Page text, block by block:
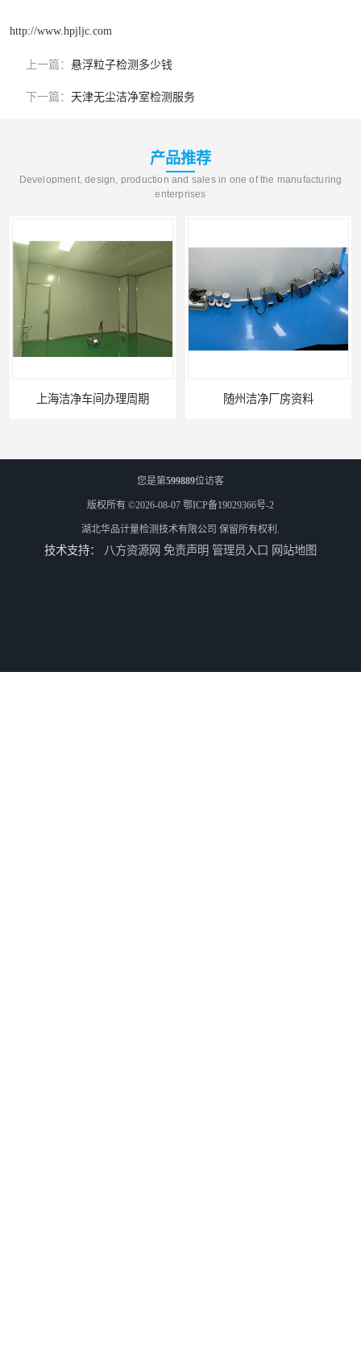
http://www.hpjljc.com
上一篇： 悬浮粒子检测多少钱
下一篇： 天津无尘洁净室检测服务
产品推荐
Development, design, production and sales in one of the manufacturing
enterprises
随州洁净厂房资料 武汉压力表检定办理流程
您是第599889位访客
版权所有 ©2026-08-07 鄂ICP备19029366号-2
湖北华品计量检测技术有限公司 保留所有权利.
技术支持： 八方资源网 免责声明 管理员入口 网站地图